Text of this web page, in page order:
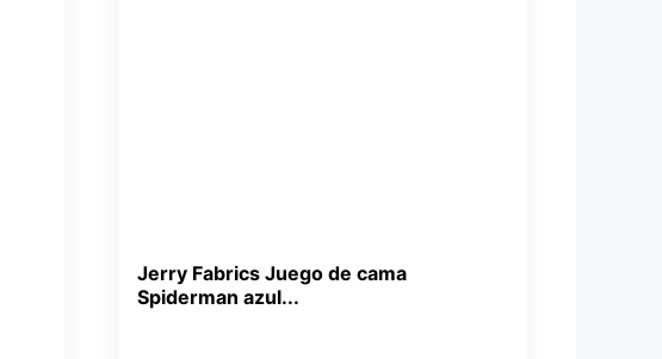
Jerry Fabrics Juego de cama
Spiderman azul...